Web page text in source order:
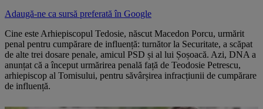
Adaugă-ne ca sursă preferată în Google
Cine este Arhiepiscopul Tedosie, născut Macedon Porcu, urmărit
penal pentru cumpărare de influență: turnător la Securitate, a scăpat
de alte trei dosare penale, amicul PSD și al lui Șoșoacă. Azi, DNA a
anunțat că a început urmărirea penală față de Teodosie Petrescu,
arhiepiscop al Tomisului, pentru săvârșirea infracțiunii de cumpărare
de influență.